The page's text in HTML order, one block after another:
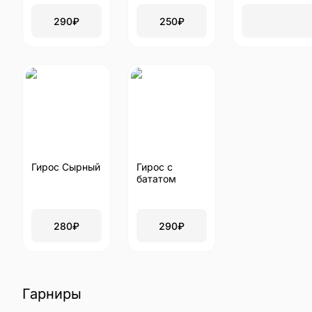
290₽ 250₽
Гирос Сырный
280₽
Гирос с
бататом
290₽
Гарниры